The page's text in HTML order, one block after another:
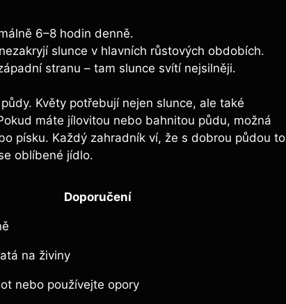
6–8 hodin denně.
slunce v hlavních růstových obdobích.
stranu – tam slunce svítí nejsilněji.
Květy potřebují nejen slunce, ale také
máte jílovitou nebo bahnitou půdu, možná
písku. Každý zahradník ví, že s dobrou půdou to
oblíbené jídlo.
Doporučení
na živiny
nebo používejte opory